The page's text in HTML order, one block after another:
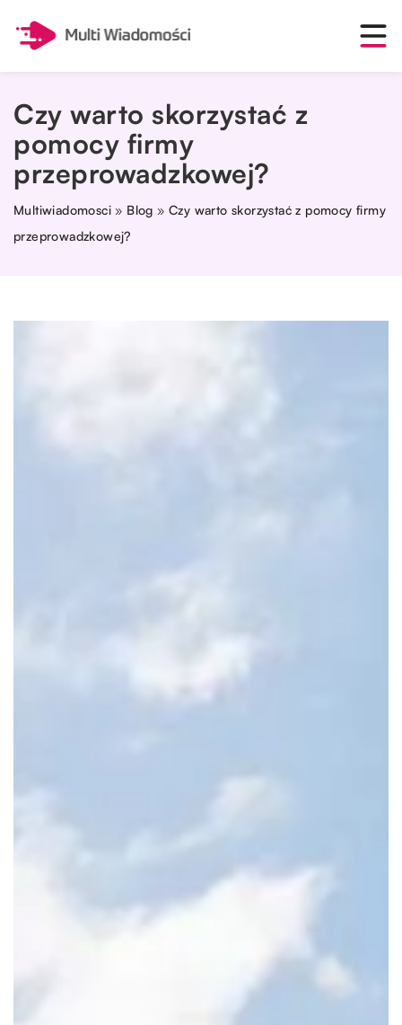
Czy warto skorzystać z
pomocy firmy
przeprowadzkowej?
Multiwiadomosci » Blog »Czy warto skorzystać z pomocy firmy
przeprowadzkowej?